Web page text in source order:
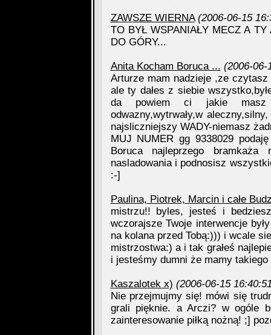
ZAWSZE WIERNA (2006-06-15
TO BYŁ WSPANIAŁY MECZ A
DO GÓRY...
Anita Kocham Boruca ... (2006-06-
Arturze mam nadzieje ,ze
ale ty dałes z siebie
da powiem ci jakie masz
odwazny,wytrwały,w
najsliczniejszy WADY-niemasz
MUJ NUMER gg 9338029
Boruca najleprzego
nasladowania i podnosisz
:-]
Paulina, Piotrek, Marcin i całe
mistrzu!! byles, jesteś i
wczorajsze Twoje interwencje
na kolana przed Tobą:))) i wcale
mistrzostwa:) a i tak grałeś
i jesteśmy dumni że mamy takiego
Kaszalotek x) (2006-06-15
Nie przejmujmy się! mówi się
grali pięknie. a Arczi? w ogóle
zainteresowanie piłką nożną! ;]